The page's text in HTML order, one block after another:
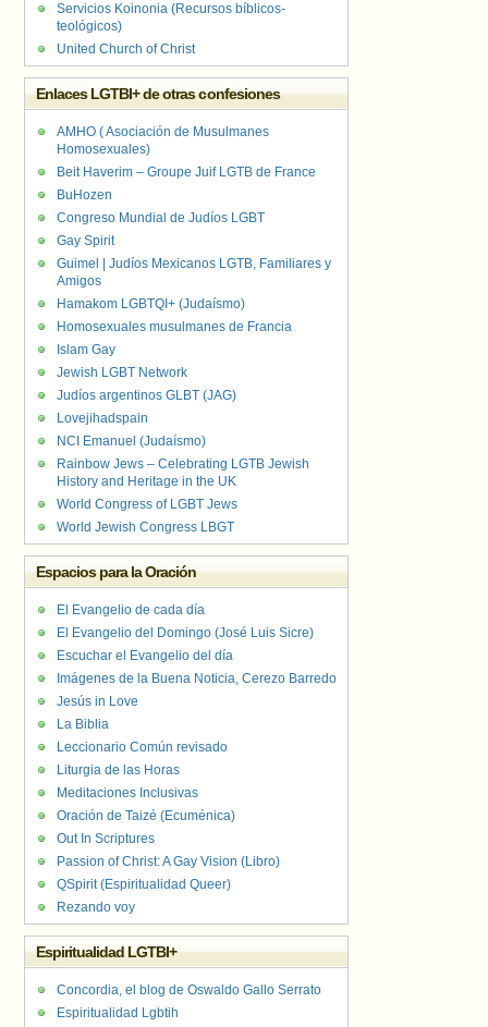
Servicios Koinonia (Recursos bíblicos-
teológicos)
United Church of Christ
Enlaces LGTBI+ de otras confesiones
AMHO ( Asociación de Musulmanes
Homosexuales)
Beit Haverim – Groupe Juif LGTB de France
BuHozen
Congreso Mundial de Judíos LGBT
Gay Spirit
Guimel | Judíos Mexicanos LGTB, Familiares y
Amigos
Hamakom LGBTQI+ (Judaísmo)
Homosexuales musulmanes de Francia
Islam Gay
Jewish LGBT Network
Judíos argentinos GLBT (JAG)
Lovejihadspain
NCI Emanuel (Judaísmo)
Rainbow Jews – Celebrating LGTB Jewish
History and Heritage in the UK
World Congress of LGBT Jews
World Jewish Congress LBGT
Espacios para la Oración
El Evangelio de cada día
El Evangelio del Domingo (José Luis Sicre)
Escuchar el Evangelio del día
Imágenes de la Buena Noticia, Cerezo Barredo
Jesús in Love
La Biblia
Leccionario Común revisado
Liturgia de las Horas
Meditaciones Inclusivas
Oración de Taizé (Ecuménica)
Out In Scriptures
Passion of Christ: A Gay Vision (Libro)
QSpirit (Espiritualidad Queer)
Rezando voy
Espiritualidad LGTBI+
Concordia, el blog de Oswaldo Gallo Serrato
Espiritualidad Lgbtih